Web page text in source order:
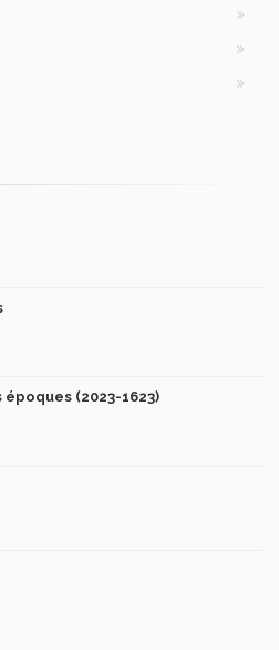
époques (2023-1623)